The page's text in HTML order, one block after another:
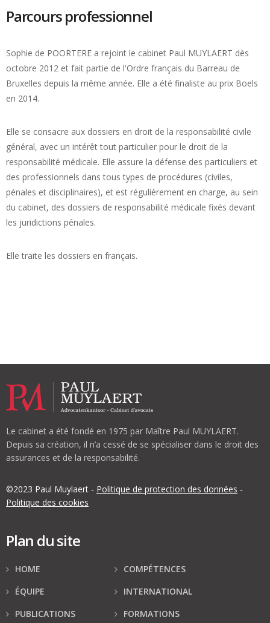
Parcours professionnel
Sophie de POORTERE a rejoint le cabinet Paul MUYLAERT dès
octobre 2012 et fait partie de l'Ordre français du Barreau de
Bruxelles depuis la même année. Elle a été finaliste au prix Boels
en 2014.
Elle se consacre aux dossiers en droit de la responsabilité civile
général, avec un intérêt tout particulier pour le droit de la
responsabilité médicale. Elle assure la défense des particuliers et
des professionnels dans tous types de procédures (civiles,
pénales et disciplinaires), et est régulièrement en charge, au sein
du cabinet, des dossiers de responsabilité médicale fixés devant
les juridictions pénales.
Elle traite les dossiers en français.
Le cabinet a été fondé en 1975 par Maître Paul MUYLAERT.
Depuis sa création, il n’a cessé de se spécialiser dans le droit des
assurances et de la responsabilité.
©2023 Paul Muylaert - Politique de protection des données -
Politique des cookies
Plan du site
HOME
COMPÉTENCES
ÉQUIPE
INTERNATIONAL
PUBLICATIONS
FORMATIONS